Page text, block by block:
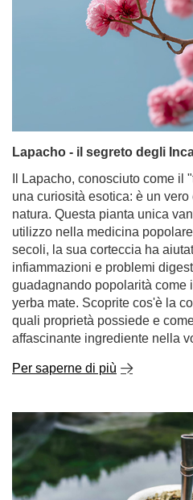
Lapacho - il segreto degli
Il Lapacho, conosciuto come il
una curiosità esotica: è un
natura. Questa pianta unica
utilizzo nella medicina
secoli, la sua corteccia ha
infiammazioni e problemi
guadagnando popolarità come
yerba mate. Scoprite cos'è la
quali proprietà possiede e
affascinante ingrediente nella
Per saperne di più